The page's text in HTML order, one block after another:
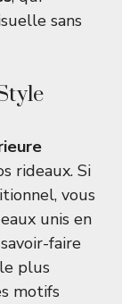
sans
rideaux. Si
vous
unis en
faire
plus
motifs